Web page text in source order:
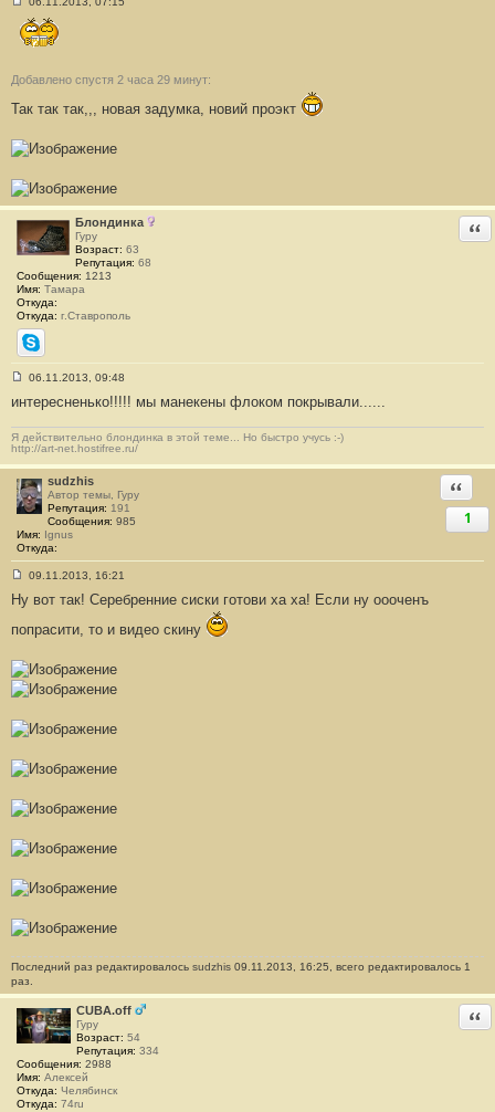
о
о
е
и
е
1
2
Добавлено спустя 2 часа 29 минут:
Так так так,,, новая задумка, новий проэкт
Блондинка
Гуру
Возраст: 63
Репутация: 68
Сообщения: 1213
Имя: Тамара
Откуда:
Откуда: г.Ставрополь
Skype
о
б
щ
е
н
и
е
#
2
6
06.11.2013, 09:48
интересненько!!!!! мы манекены флоком покрывали......
Я действительно блондинка в этой теме... Но быстро учусь :-)
http://art-net.hostifree.ru/
sudzhis
Автор темы, Гуру
Репутация: 191
Сообщения: 985
Имя: Ignus
Откуда:
1
о
о
б
щ
н
и
е
1
2
09.11.2013, 16:21
Ну вот так! Серебренние сиски готови ха ха! Если ну оооченъ
попрасити, то и видео скину
Последний раз редактировалось sudzhis 09.11.2013, 16:25, всего редактировалось 1
раз.
CUBA.off
Гуру
Возраст: 54
Репутация: 334
Сообщения: 2988
Имя: Алексей
Откуда: Челябинск
Откуда: 74ru